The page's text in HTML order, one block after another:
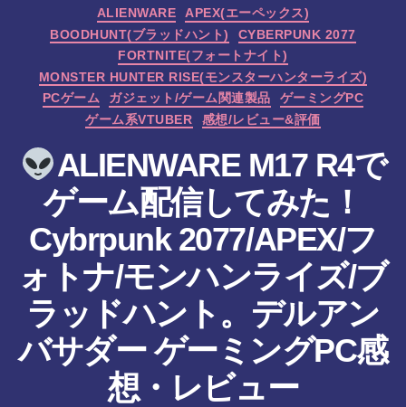
ッ
ト
系
VTuber
さ
む
げ
た
ん
カ
テ
ゴ
リ
ー
ALIENWARE
APEX(エーペックス)
BOODHUNT(ブラッドハント)
CYBERPUNK 2077
FORTNITE(フォートナイト)
MONSTER HUNTER RISE(モンスターハンターライズ)
PCゲーム
ガジェット/ゲーム関連製品
ゲーミングPC
ゲーム系VTUBER
感想/レビュー&評価
ALIENWARE M17 R4で
ゲーム配信してみた！
Cybrpunk 2077/APEX/フ
ォトナ/モンハンライズ/ブ
ラッドハント。デルアン
バサダー ゲーミングPC感
想・レビュー
成
者
: